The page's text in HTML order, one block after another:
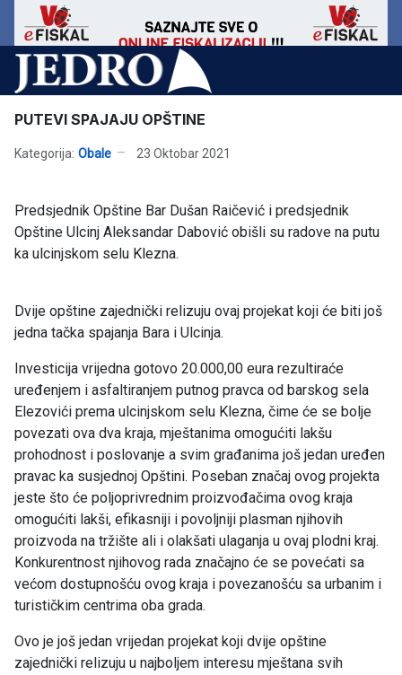
PUTEVI SPAJAJU OPŠTINE
Kategorija: Obale 23 Oktobar 2021
Predsjednik Opštine Bar Dušan Raičević i predsjednik
Opštine Ulcinj Aleksandar Dabović obišli su radove na putu
ka ulcinjskom selu Klezna.
Dvije opštine zajednički relizuju ovaj projekat koji će biti još
jedna tačka spajanja Bara i Ulcinja.
Investicija vrijedna gotovo 20.000,00 eura rezultiraće
uređenjem i asfaltiranjem putnog pravca od barskog sela
Elezovići prema ulcinjskom selu Klezna, čime će se bolje
povezati ova dva kraja, mještanima omogućiti lakšu
prohodnost i poslovanje a svim građanima još jedan uređen
pravac ka susjednoj Opštini. Poseban značaj ovog projekta
jeste što će poljoprivrednim proizvođačima ovog kraja
omogućiti lakši, efikasniji i povoljniji plasman njihovih
proizvoda na tržište ali i olakšati ulaganja u ovaj plodni kraj.
Konkurentnost njihovog rada značajno će se povećati sa
većom dostupnošću ovog kraja i povezanošću sa urbanim i
turističkim centrima oba grada.
Ovo je još jedan vrijedan projekat koji dvije opštine
zajednički relizuju u najboljem interesu mještana svih